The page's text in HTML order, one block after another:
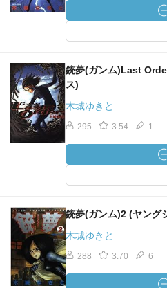
銃夢(ガンム)Last
ス)
木城ゆきと
295 3.54 1
銃夢(ガンム)2 (ヤング
木城ゆきと
288 3.70 6